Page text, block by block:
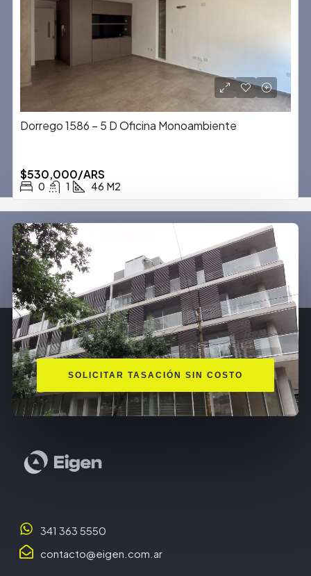
Dorrego 1586 – 5 D Oficina Monoambiente
$530,000/ARS
0 1 46 M2
SOLICITAR TASACIÓN SIN COSTO
341 363 5550
contacto@eigen.com.ar